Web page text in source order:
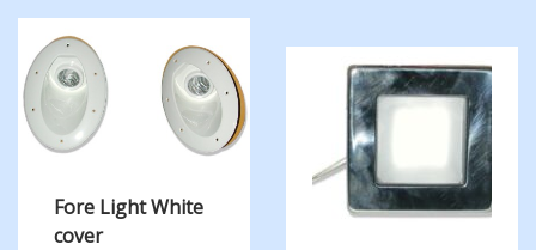
Fore Light White
cover